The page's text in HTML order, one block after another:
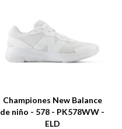
Championes New Balance
de niño - 578 - PK578WW -
ELD